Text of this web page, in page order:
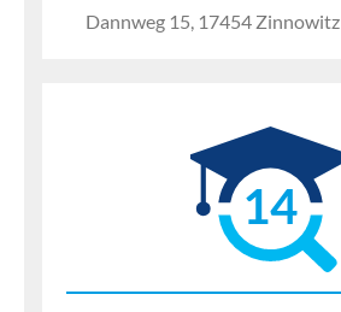
Dannweg 15, 17454 Zinnowitz
14